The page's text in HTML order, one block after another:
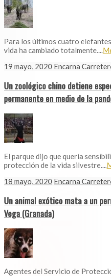
Para los últimos cuatro
vida ha cambiado totalmente....
19 mayo, 2020 Encarna
Un zoológico chino detiene
permanente en medio de la
El parque dijo que quería
protección de la vida silvestre....
18 mayo, 2020 Encarna
Un animal exótico mata a un
Vega (Granada)
Agentes del Servicio de